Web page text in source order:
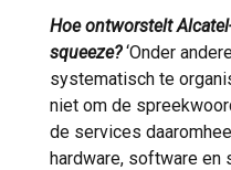
Hoe ontworstelt
squeeze?‘Onder
systematisch te
niet om de
de services
hardware, software en